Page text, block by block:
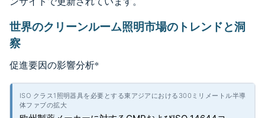
世界のクリーンルーム照明市場のトレンドと洞
察
促進要因の影響分析*